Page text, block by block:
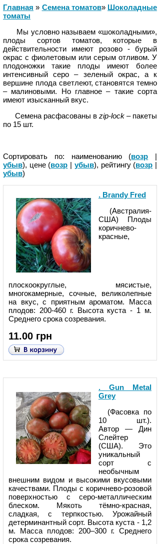
Главная » Cемена томатов» Шоколадные
томаты
Мы условно называем «шоколадными»,
плоды сортов томатов, которые в
действительности имеют розово - бурый
окрас с фиолетовым или серым отливом. У
плодоножки такие плоды имеют более
интенсивный серо – зеленый окрас, а к
вершине плода светлеют, становятся темно
– малиновыми. Но главное – такие сорта
имеют изысканный вкус.
Семена расфасованы в zip-lock – пакеты
по 15 шт.
Сортировать по: наименованию (возр |
убыв), цене (возр | убыв), рейтингу (возр |
убыв)
. Brandy Fred
(Австралия-
США) Плоды
коричнево-
красные,
плоскоокруглые, мясистые,
многокамерные, сочные, великолепные
на вкус, с приятным ароматом. Масса
плодов: 200-460 г. Высота куста - 1 м.
Среднего срока созревания.
11.00 грн
. Gun Metal
Grey
(Фасовка по
10 шт.).
Автор — Дин
Слейтер
(США). Это
уникальный
сорт с
необычным
внешним видом и высокими вкусовыми
качествами. Плоды с коричнево-розовой
поверхностью с серо-металлическим
блеском. Мякоть тёмно-красная,
сладкая, с терпкостью. Урожайный
детерминантный сорт. Высота куста - 1,2
м. Масса плодов: 200–300 г. Среднего
срока созревания.